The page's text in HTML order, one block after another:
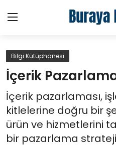
Ana Sayfa
Haberler
Kütüphane
Sektörel
Bilgi Kütüphanesi
İçerik
İçerik pazarlaması,
kitlelerine doğru bir
ürün ve hizmetlerini
bir pazarlama